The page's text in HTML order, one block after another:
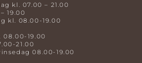
kl. 07.00 – 21.00
19.00
kl. 08.00-19.00
19.00
21.00
08.00-19.00